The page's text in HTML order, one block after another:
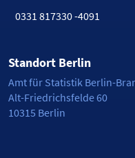
0331 817330 -4091
Standort Berlin
Amt für Statistik Berlin-
Alt-Friedrichsfelde 60
10315 Berlin